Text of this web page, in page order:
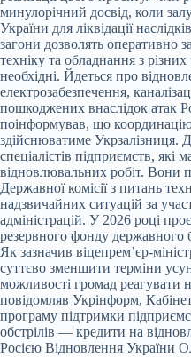
минулорічний досвід, коли
України для ліквідації
загони дозволять оперативно
техніку та обладнання з
необхідні. Йдеться про
електрозабезпечення,
пошкоджених внаслідок атак
поінформував, що
здійснюватиме Укрзалізниця.
спеціалістів підприємств, які
відновлювальних робіт. Вони
Державної комісії з питань
надзвичайних ситуацій за
адміністрацій. У 2026 році
резервного фонду державного
Як зазначив віцепрем’єр-
суттєво зменшити терміни
можливості громад реагувати
повідомляв Укрінформ,
програму підтримки
обстрілів — кредити на
Росією Відновлення України